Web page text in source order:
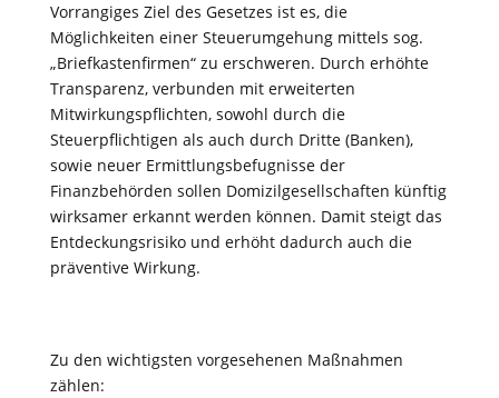
Vorrangiges Ziel des Gesetzes ist es, die
Möglichkeiten einer Steuerumgehung mittels sog.
„Briefkastenﬁrmen“ zu erschweren. Durch erhöhte
Transparenz, verbunden mit erweiterten
Mitwirkungspﬂichten, sowohl durch die
Steuerpﬂichtigen als auch durch Dritte (Banken),
sowie neuer Ermittlungsbefugnisse der
Finanzbehörden sollen Domizilgesellschaften künftig
wirksamer erkannt werden können. Damit steigt das
Entdeckungsrisiko und erhöht dadurch auch die
präventive Wirkung.
Zu den wichtigsten vorgesehenen Maßnahmen
zählen: